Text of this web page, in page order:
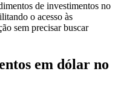
de investimentos no
o acesso às
sem precisar buscar
em dólar no